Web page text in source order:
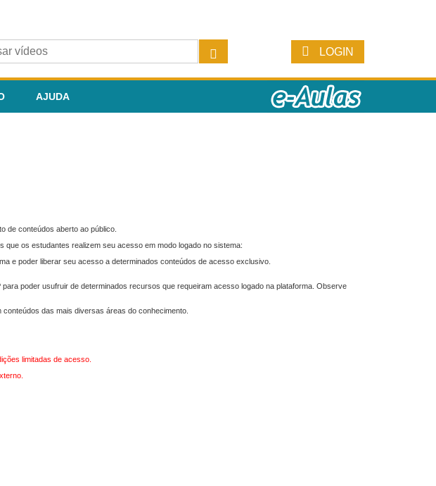
LOGIN
AJUDA
de conteúdos aberto ao público.
os estudantes realizem seu acesso em modo logado no sistema:
e poder liberar seu acesso a determinados conteúdos de acesso exclusivo.
para poder usufruir de determinados recursos que requeiram acesso logado na plataforma. Observe
das mais diversas áreas do conhecimento.
limitadas de acesso.